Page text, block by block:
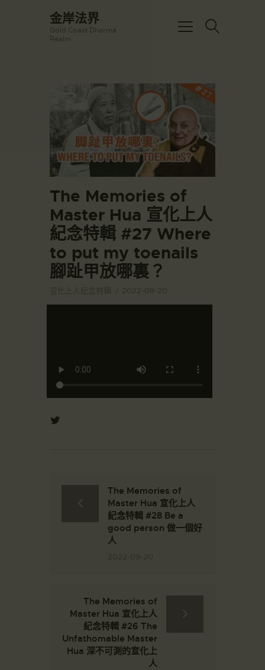
金岸法界
Gold Coast Dharma
Realm
金岸活動|EVENTS
講經說法
關於金岸
宣化上人
教育培德
聯繫我們
登录|LOGIN
The Memories of
Master Hua 宣化上人
紀念特輯 #27 Where
to put my toenails
腳趾甲放哪裏？
The Memories of
Master Hua 宣化上人
紀念特輯 #28 Be a
good person 做一個好
人
The Memories of
Master Hua 宣化上人
紀念特輯 #26 The
Unfathomable Master
Hua 深不可測的宣化上
人
☀️法宴：華嚴經入法界品第三十九 ☀️
🙏講者：上恆下實法師 (Rev. Heng
Sure)
每周日，下午12：30 - 14：00
⏰California Time
09:30 - 11:00pm Every Sat
👉Zoom Link 链接：
https://drba-
org.zoom.us/j/84914586289
👉Meeting ID 会议号：84914586289
🔔提醒:
一、請以【全名+所在地】方式加入會
Got it!